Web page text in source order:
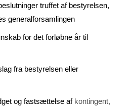
truffet af bestyrelsen,
general­forsamlingen
for det forløbne år til
fra bestyrelsen eller
og fastsættelse af kontingent,